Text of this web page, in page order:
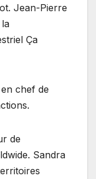
Jean-Pierre
Ça
chef de
de
Sandra